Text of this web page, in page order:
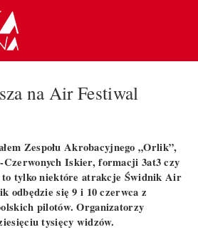
na Air Festiwal
Zespołu Akrobacyjnego „Orlik”,
Czerwonych Iskier, formacji 3at3 czy
to tylko niektóre atrakcje Świdnik Air
odbędzie się 9 i 10 czerwca z
pilotów. Organizatorzy
tysięcy widzów.